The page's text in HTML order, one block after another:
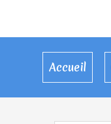
Accueil